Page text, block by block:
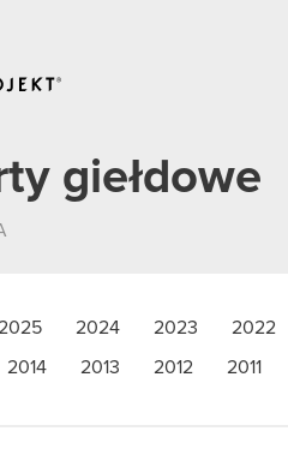
giełdowe
2025 2024 2023 2022
2014 2013 2012 2011